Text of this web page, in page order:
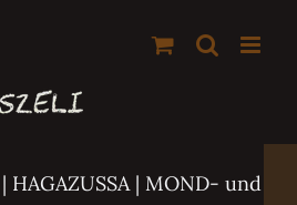
HAGAZUSSA | MOND- und